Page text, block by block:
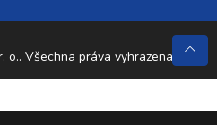
o.. Všechna práva vyhrazena.